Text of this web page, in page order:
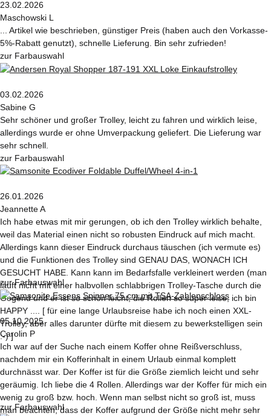
23.02.2026
Maschowski L
... Artikel wie beschrieben, günstiger Preis (haben auch den Vorkasse-
5%-Rabatt genutzt), schnelle Lieferung. Bin sehr zufrieden!
zur Farbauswahl
03.02.2026
Sabine G
Sehr schöner und großer Trolley, leicht zu fahren und wirklich leise,
allerdings wurde er ohne Umverpackung geliefert. Die Lieferung war
sehr schnell.
zur Farbauswahl
26.01.2026
Jeannette A
Ich habe etwas mit mir gerungen, ob ich den Trolley wirklich behalte,
weil das Material einen nicht so robusten Eindruck auf mich macht.
Allerdings kann dieser Eindruck durchaus täuschen (ich vermute es)
und die Funktionen des Trolley sind GENAU DAS, WONACH ICH
GESUCHT HABE. Kann kann im Bedarfsfalle verkleinert werden (man
läuft nicht mit einer halbvollen schlabbrigen Trolley-Tasche durch die
Gegend und er ist so schön leicht, die Rollen so super leise, ich bin
HAPPY .... [ für eine lange Urlaubsreise habe ich noch einen XXL-
Trolley, aber alles darunter dürfte mit diesem zu bewerkstelligen sein
:-) ]
zur Farbauswahl
05.10.2025
Carolin P
Ich war auf der Suche nach einem Koffer ohne Reißverschluss,
nachdem mir ein Kofferinhalt in einem Urlaub einmal komplett
durchnässt war. Der Koffer ist für die Größe ziemlich leicht und sehr
geräumig. Ich liebe die 4 Rollen. Allerdings war der Koffer für mich ein
wenig zu groß bzw. hoch. Wenn man selbst nicht so groß ist, muss
man beachten, dass der Koffer aufgrund der Größe nicht mehr sehr
zur Farbauswahl